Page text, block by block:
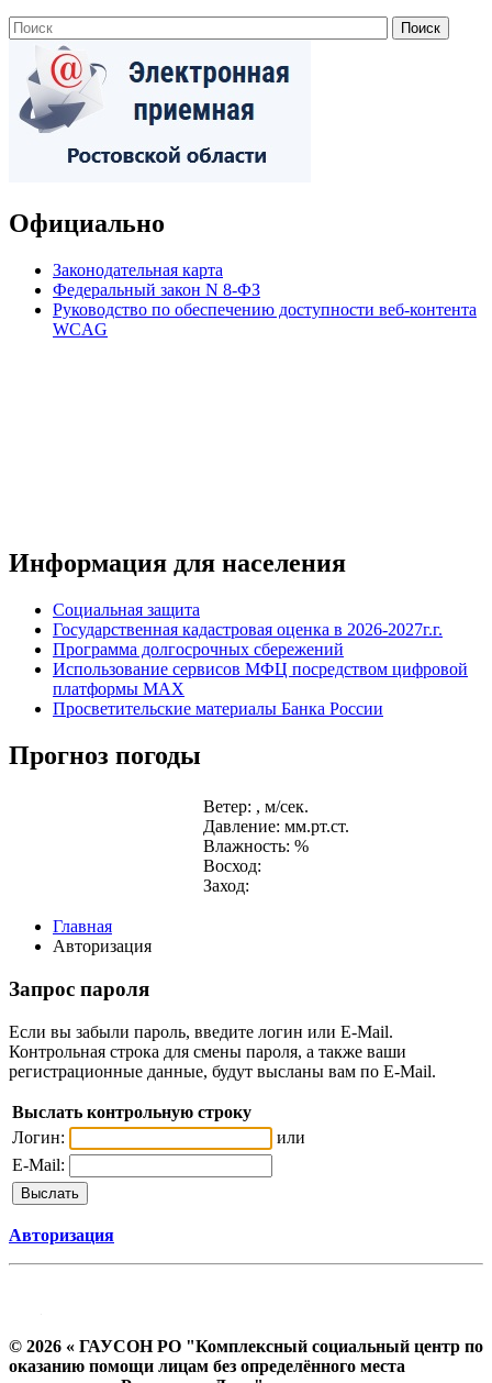
Официально
Законодательная карта
Федеральный закон N 8-ФЗ
Руководство по обеспечению доступности веб-контента
WCAG
Информация для населения
Социальная защита
Государственная кадастровая оценка в 2026-2027г.г.
Программа долгосрочных сбережений
Использование сервисов МФЦ посредством цифровой
платформы MAX
Просветительские материалы Банка России
Прогноз погоды
Ветер: , м/сек.
Давление: мм.рт.ст.
Влажность: %
Восход:
Заход:
Главная
Авторизация
Запрос пароля
Если вы забыли пароль, введите логин или E-Mail.
Контрольная строка для смены пароля, а также ваши
регистрационные данные, будут высланы вам по E-Mail.
Выслать контрольную строку
Логин:
или
E-Mail:
Авторизация
© 2026 « ГАУСОН РО "Комплексный социальный центр по
оказанию помощи лицам без определённого места